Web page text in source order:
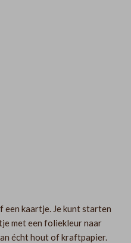
een kaartje. Je kunt starten
met een foliekleur naar
écht hout of kraftpapier.